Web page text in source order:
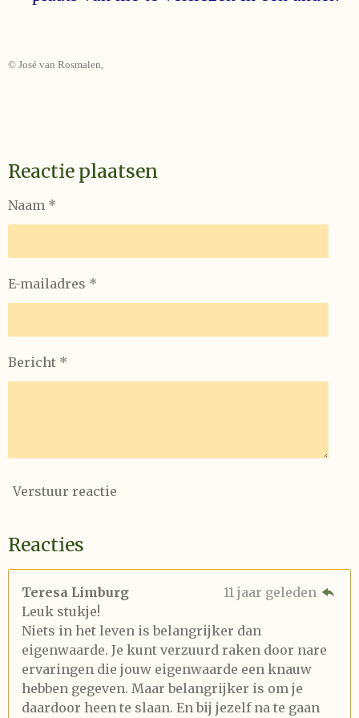
© José van Rosmalen,
Reactie plaatsen
Naam *
E-mailadres *
Bericht *
Verstuur reactie
Reacties
Teresa Limburg
11 jaar geleden
Leuk stukje!
Niets in het leven is belangrijker dan
eigenwaarde. Je kunt verzuurd raken door nare
ervaringen die jouw eigenwaarde een knauw
hebben gegeven. Maar belangrijker is om je
daardoor heen te slaan. En bij jezelf na te gaan